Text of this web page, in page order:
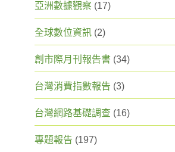
亞洲數據觀察 (17)
全球數位資訊 (2)
創市際月刊報告書 (34)
台灣消費指數報告 (3)
台灣網路基礎調查 (16)
專題報告 (197)